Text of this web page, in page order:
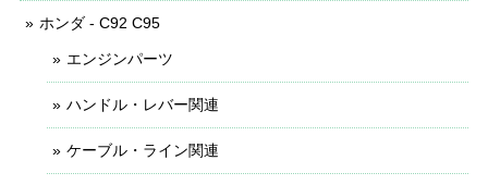
ホンダ - C92 C95
エンジンパーツ
ハンドル・レバー関連
ケーブル・ライン関連